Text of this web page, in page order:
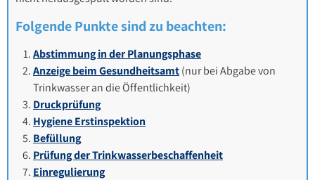
Folgende Punkte sind zu beachten:
Abstimmung in der Planungsphase
Anzeige beim Gesundheitsamt(nur bei Abgabe von
Trinkwasser an die Öffentlichkeit)
Druckprüfung
Hygiene Erstinspektion
Befüllung
Prüfung der Trinkwasserbeschaffenheit
Einregulierung